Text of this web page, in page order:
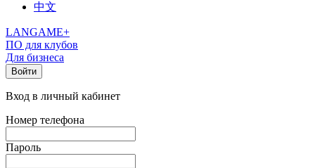
中文
LANGAME+
ПО для клубов
Для бизнеса
Войти
Вход в личный кабинет
Номер телефона
Пароль